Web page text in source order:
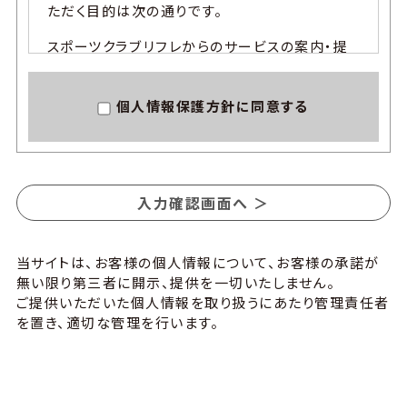
ただく目的は次の通りです。
スポーツクラブ リフレからのサービスの案内・提
供およびこれに関する申込受付・事務手続・お客
施設内外における各種イベントの申込み受付・事
キャンペーン・モニター等への応募受付、お客様
新サービス、新商品の開発およびサービス向上の
ためのアンケート依頼。
3.個人情報の利用へのご承諾
個人情報保護方針に同意する
当サイトは、お客様の個人情報について、お客様の承諾が
無い限り第三者に開示、提供を一切いたしません。
ご提供いただいた個人情報を取り扱うにあたり管理責任者
を置き、適切な管理を行います。